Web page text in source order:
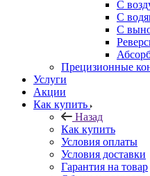
С
С
С
Прецизионные
Услуги
Акции
Как купить
Назад
Как купить
Условия оплаты
Условия доставки
Гарантия на товар